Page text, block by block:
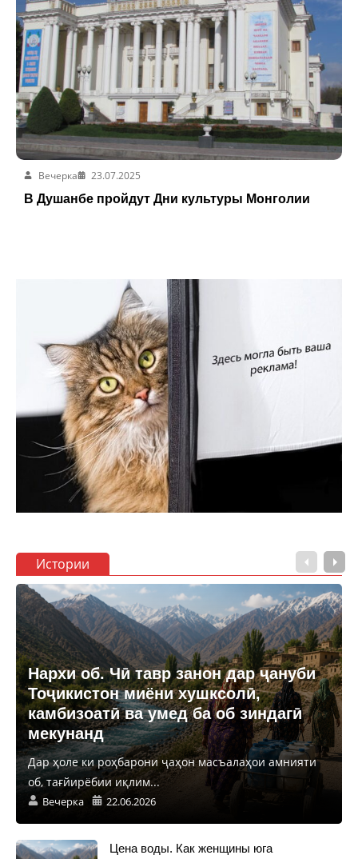
Вечерка
23.07.2025
В Душанбе пройдут Дни культуры Монголии
Истории
Нархи об. Чӣ тавр занон дар ҷануби
Тоҷикистон миёни хушксолӣ,
камбизоатӣ ва умед ба об зиндагӣ
мекунанд
Дар ҳоле ки роҳбарони ҷаҳон масъалаҳои амнияти
об, тағйирёбии иқлим...
Вечерка 22.06.2026
Цена воды. Как женщины юга